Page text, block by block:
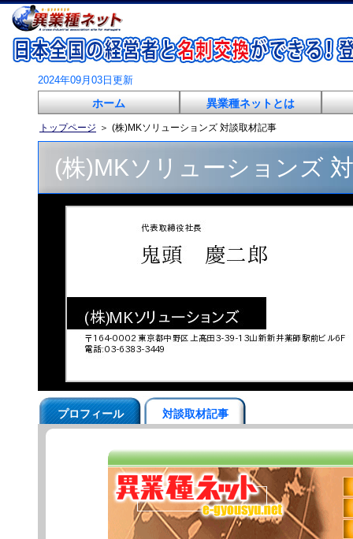
2024年09月03日更新
ホーム 異業種ネットとは
トップページ ＞ (株)MKソリューションズ 対談取材記事
(株)MKソリューションズ
プロフィール 対談取材記事